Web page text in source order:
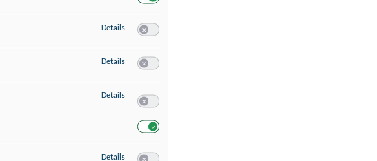
Details zu Erstellung von Profilen für personalisierte Werbung
Details zu Verwendung von Profilen zur Auswahl personalisierter Werbung
Details zu Messung der Werbeleistung
Details zu Messung der Performance von Inhalten